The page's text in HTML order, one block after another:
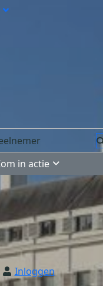
in actie
Inloggen